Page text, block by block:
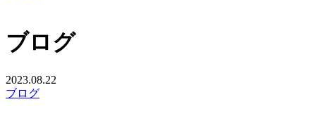
ブログ
2023.08.22
ブログ